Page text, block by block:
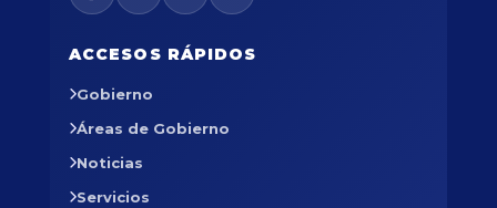
ACCESOS RÁPIDOS
Gobierno
Áreas de Gobierno
Noticias
Servicios